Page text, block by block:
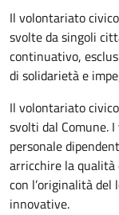
Il volontariato
svolte da singoli
continuativo,
di solidarietà e
Il volontariato
svolti dal Comune.
personale
arricchire la
con l’originalità
innovative.